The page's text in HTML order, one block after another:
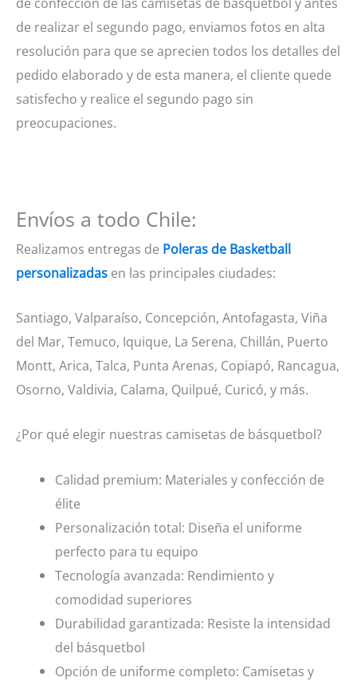
de realizar el segundo pago, enviamos fotos en alta
resolución para que se aprecien todos los detalles del
pedido elaborado y de esta manera, el cliente quede
satisfecho y realice el segundo pago sin
preocupaciones.
Envíos a todo Chile:
Realizamos entregas de Poleras de Basketball
personalizadas en las principales ciudades:
Santiago, Valparaíso, Concepción, Antofagasta, Viña
del Mar, Temuco, Iquique, La Serena, Chillán, Puerto
Montt, Arica, Talca, Punta Arenas, Copiapó, Rancagua,
Osorno, Valdivia, Calama, Quilpué, Curicó, y más.
¿Por qué elegir nuestras camisetas de básquetbol?
Calidad premium: Materiales y confección de
élite
Personalización total: Diseña el uniforme
perfecto para tu equipo
Tecnología avanzada: Rendimiento y
comodidad superiores
Durabilidad garantizada: Resiste la intensidad
del básquetbol
Opción de uniforme completo: Camisetas y